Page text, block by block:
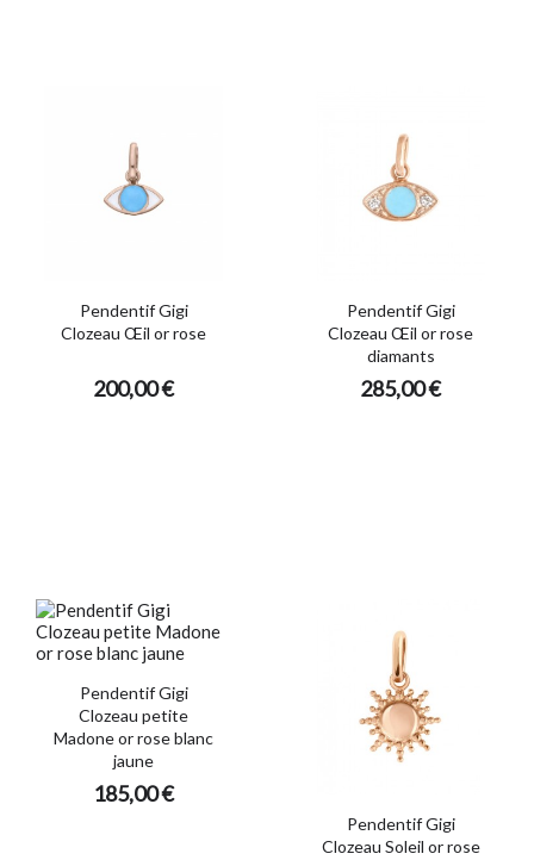
Pendentif Gigi
Clozeau Œil or rose
200,00 €
Pendentif Gigi
Clozeau Œil or rose
diamants
285,00 €
Pendentif Gigi
Clozeau petite
Madone or rose blanc
jaune
185,00 €
Pendentif Gigi
Clozeau Soleil or rose